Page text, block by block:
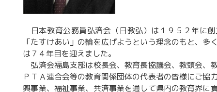
日本教育公務員弘済会（日教弘）は１９５２年に
「たすけあい」の輪を広げようという理念のもと、多
は７４年目を迎えました。
弘済会福島支部は校長会、教育長協議会、教頭会、
ＰＴＡ連合会等の教育関係団体の代表者の皆様にご協
興事業、福祉事業、共済事業を通して県内の教育界に